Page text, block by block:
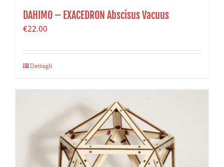
DAHIMO – EXACEDRON Abscisus Vacuus
€22.00
Dettagli